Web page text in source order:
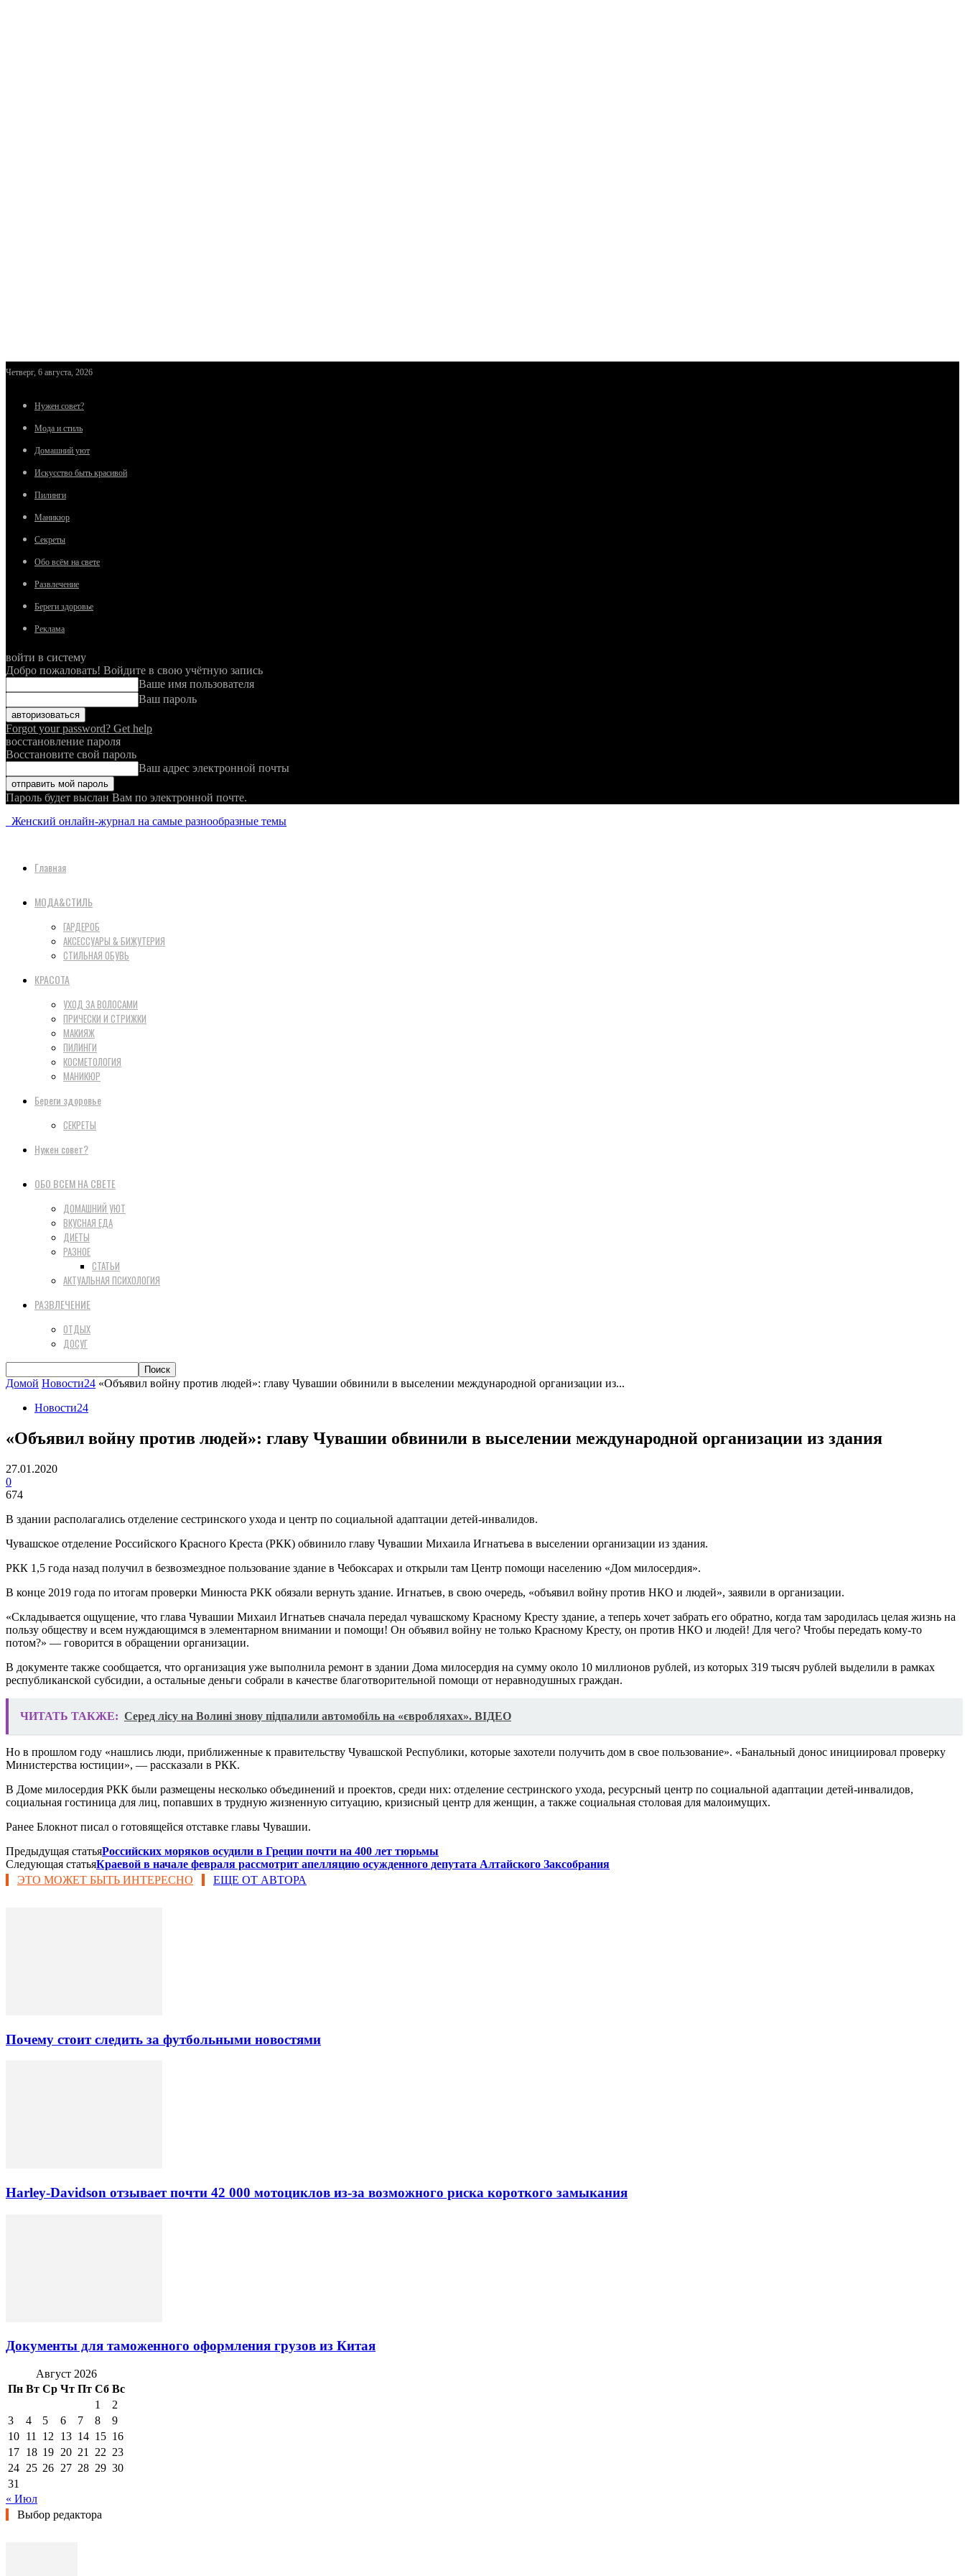
Четверг, 6 августа, 2026
Нужен совет?
Мода и стиль
Домашний уют
Искусство быть красивой
Пилинги
Маникюр
Секреты
Обо всём на свете
Развлечение
Береги здоровье
Реклама
войти в систему
Добро пожаловать! Войдите в свою учётную запись
Ваше имя пользователя
Ваш пароль
Forgot your password? Get help
восстановление пароля
Восстановите свой пароль
Ваш адрес электронной почты
Пароль будет выслан Вам по электронной почте.
Женский онлайн-журнал на самые разнообразные темы
Главная
МОДА&СТИЛЬ
ГАРДЕРОБ
АКСЕССУАРЫ & БИЖУТЕРИЯ
СТИЛЬНАЯ ОБУВЬ
КРАСОТА
УХОД ЗА ВОЛОСАМИ
ПРИЧЕСКИ И СТРИЖКИ
МАКИЯЖ
ПИЛИНГИ
КОСМЕТОЛОГИЯ
МАНИКЮР
Береги здоровье
СЕКРЕТЫ
Нужен совет?
ОБО ВСЕМ НА СВЕТЕ
ДОМАШНИЙ УЮТ
ВКУСНАЯ ЕДА
ДИЕТЫ
РАЗНОЕ
СТАТЬИ
АКТУАЛЬНАЯ ПСИХОЛОГИЯ
РАЗВЛЕЧЕНИЕ
ОТДЫХ
ДОСУГ
Домой Новости24 «Объявил войну против людей»: главу Чувашии обвинили в выселении международной организации из...
Новости24
«Объявил войну против людей»: главу Чувашии обвинили в выселении международной организации из здания
27.01.2020
0
674
В здании располагались отделение сестринского ухода и центр по социальной адаптации детей-инвалидов.
Чувашское отделение Российского Красного Креста (РКК) обвинило главу Чувашии Михаила Игнатьева в выселении организации из здания.
РКК 1,5 года назад получил в безвозмездное пользование здание в Чебоксарах и открыли там Центр помощи населению «Дом милосердия».
В конце 2019 года по итогам проверки Минюста РКК обязали вернуть здание. Игнатьев, в свою очередь, «объявил войну против НКО и людей», заявили в организации.
«Складывается ощущение, что глава Чувашии Михаил Игнатьев сначала передал чувашскому Красному Кресту здание, а теперь хочет забрать его обратно, когда там зародилась целая жизнь на
пользу обществу и всем нуждающимся в элементарном внимании и помощи! Он объявил войну не только Красному Кресту, он против НКО и людей! Для чего? Чтобы передать кому-то
потом?» — говорится в обращении организации.
В документе также сообщается, что организация уже выполнила ремонт в здании Дома милосердия на сумму около 10 миллионов рублей, из которых 319 тысяч рублей выделили в рамках
республиканской субсидии, а остальные деньги собрали в качестве благотворительной помощи от неравнодушных граждан.
ЧИТАТЬ ТАКЖЕ: Серед лісу на Волині знову підпалили автомобіль на «євробляхах». ВІДЕО
Но в прошлом году «нашлись люди, приближенные к правительству Чувашской Республики, которые захотели получить дом в свое пользование». «Банальный донос инициировал проверку
Министерства юстиции», — рассказали в РКК.
В Доме милосердия РКК были размещены несколько объединений и проектов, среди них: отделение сестринского ухода, ресурсный центр по социальной адаптации детей-инвалидов,
социальная гостиница для лиц, попавших в трудную жизненную ситуацию, кризисный центр для женщин, а также социальная столовая для малоимущих.
Ранее Блокнот писал о готовящейся отставке главы Чувашии.
Предыдущая статьяРоссийских моряков осудили в Греции почти на 400 лет тюрьмы
Следующая статьяКраевой в начале февраля рассмотрит апелляцию осужденного депутата Алтайского Заксобрания
ЭТО МОЖЕТ БЫТЬ ИНТЕРЕСНО
ЕЩЕ ОТ АВТОРА
Почему стоит следить за футбольными новостями
Harley-Davidson отзывает почти 42 000 мотоциклов из-за возможного риска короткого замыкания
Документы для таможенного оформления грузов из Китая
Август 2026
Пн Вт Ср Чт Пт Сб Вс
1
2
3
4 5 6 7 8
9
10 11 12 13 14 15 16
17 18 19 20 21 22 23
24 25 26 27 28 29 30
31
« Июл
Выбор редактора